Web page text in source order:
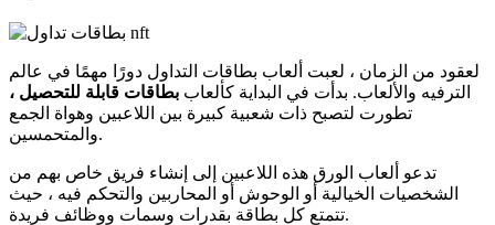
لعقود من الزمان ، لعبت ألعاب بطاقات التداول دورًا مهمًا في عالم
الترفيه والألعاب. بدأت في البداية كألعاب بطاقات قابلة للتحصيل ،
تطورت لتصبح ذات شعبية كبيرة بين اللاعبين وهواة الجمع
والمتحمسين.
تدعو ألعاب الورق هذه اللاعبين إلى إنشاء فريق خاص بهم من
الشخصيات الخيالية أو الوحوش أو المحاربين والتحكم فيه ، حيث
تتمتع كل بطاقة بقدرات وسمات ووظائف فريدة.